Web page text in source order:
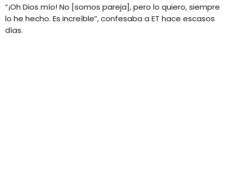
“¡Oh Dios mío! No [somos pareja], pero lo quiero, siempre
lo he hecho. Es increíble”, confesaba a ET hace escasos
días.